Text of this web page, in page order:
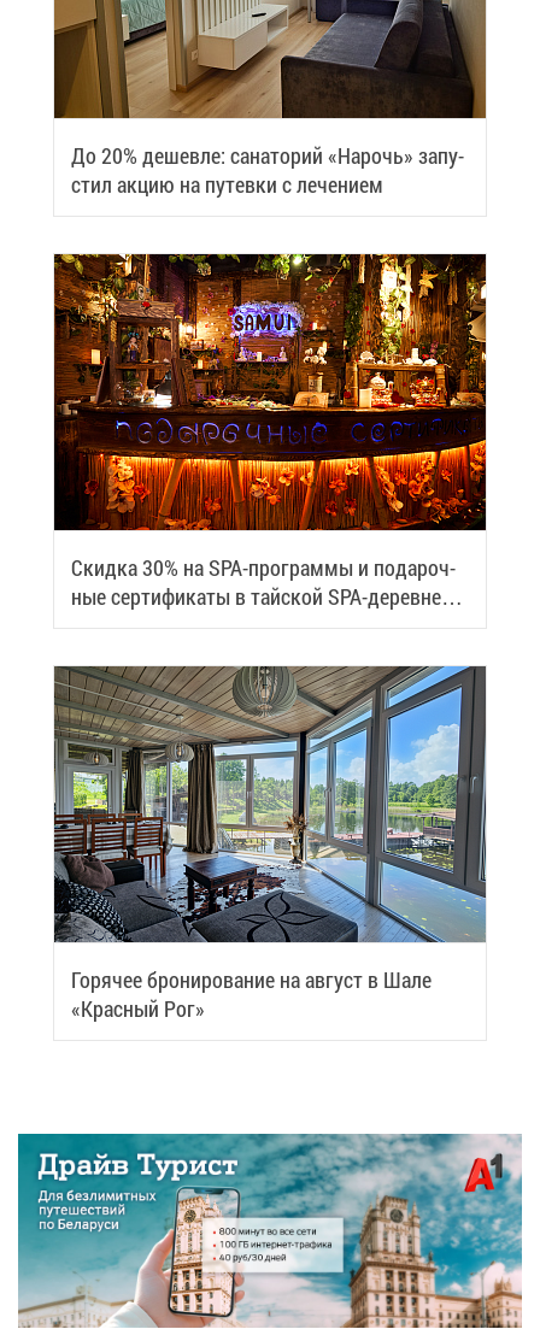
До 20% де­шев­ле: са­на­то­рий «На­рочь» за­пу­
стил ак­цию на пу­тев­ки с ле­че­ни­ем
Скид­ка 30% на SPA-про­грам­мы и по­да­роч­
ные сер­ти­фи­ка­ты в тай­ской SPA-де­ревне
Samui
Го­ря­чее бро­ни­ро­ва­ние на ав­густ в Ша­ле
«Крас­ный Рог»